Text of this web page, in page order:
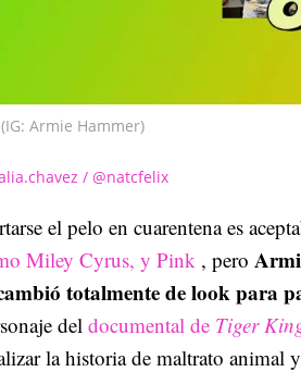
(IG: Armie Hammer)
/ @natcfelix
el pelo en cuarentena es
Miley Cyrus, y Pink , pero
totalmente de look para
del documental de Tiger
la historia de maltrato animal